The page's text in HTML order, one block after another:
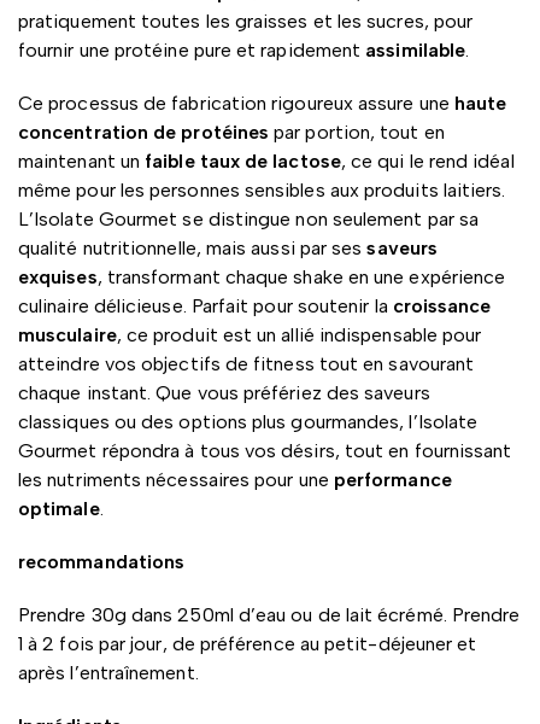
pratiquement toutes les graisses et les sucres, pour
fournir une protéine pure et rapidement assimilable.
Ce processus de fabrication rigoureux assure une haute
concentration de protéines par portion, tout en
maintenant un faible taux de lactose, ce qui le rend idéal
même pour les personnes sensibles aux produits laitiers.
L’Isolate Gourmet se distingue non seulement par sa
qualité nutritionnelle, mais aussi par sessaveurs
exquises, transformant chaque shake en une expérience
culinaire délicieuse. Parfait pour soutenir la croissance
musculaire, ce produit est un allié indispensable pour
atteindre vos objectifs de fitness tout en savourant
chaque instant. Que vous préfériez des saveurs
classiques ou des options plus gourmandes, l’Isolate
Gourmet répondra à tous vos désirs, tout en fournissant
les nutriments nécessaires pour une performance
optimale.
recommandations
Prendre 30g dans 250ml d’eau ou de lait écrémé. Prendre
1 à 2 fois par jour, de préférence au petit-déjeuner et
après l’entraînement.